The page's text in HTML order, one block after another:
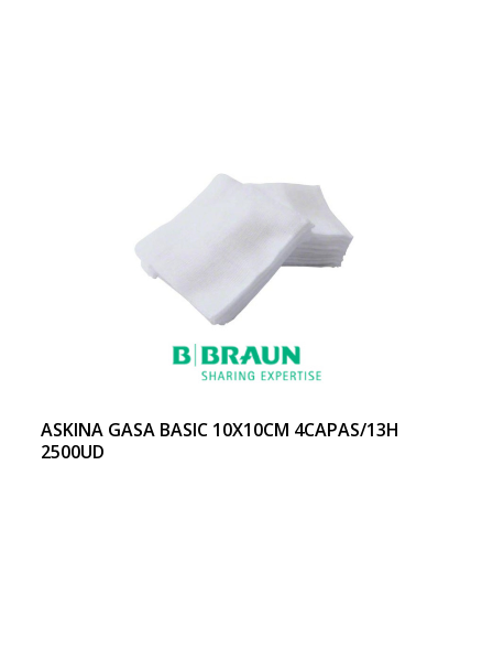
ASKINA GASA BASIC 10X10CM 4CAPAS/13H
2500UD